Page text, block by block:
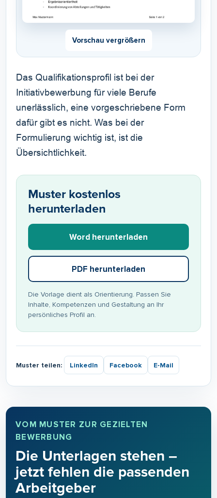
Vorschau vergrößern
Das Qualifikationsprofil ist bei der
Initiativbewerbung für viele Berufe
unerlässlich, eine vorgeschriebene Form
dafür gibt es nicht. Was bei der
Formulierung wichtig ist, ist die
Übersichtlichkeit.
Muster kostenlos
herunterladen
Word herunterladen
PDF herunterladen
Die Vorlage dient als Orientierung. Passen Sie
Inhalte, Kompetenzen und Gestaltung an Ihr
persönliches Profil an.
Muster teilen: LinkedIn Facebook E-Mail
VOM MUSTER ZUR GEZIELTEN
BEWERBUNG
Die Unterlagen stehen –
jetzt fehlen die passenden
Arbeitgeber